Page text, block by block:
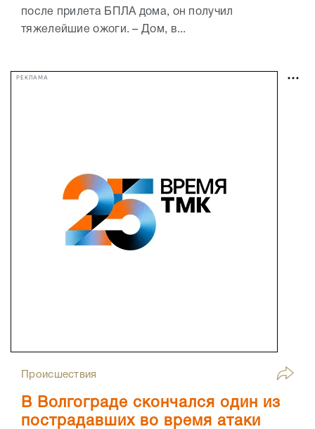
после прилета БПЛА дома, он получил
тяжелейшие ожоги. – Дом, в...
РЕКЛАМА
Происшествия
В Волгограде скончался один из
пострадавших во время атаки